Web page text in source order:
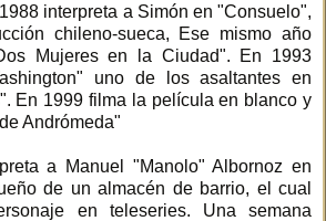
interpreta a Simón en "Consuelo",
chileno-sueca, Ese mismo año
Mujeres en la Ciudad". En 1993
uno de los asaltantes en
En 1999 filma la película en blanco y
Andrómeda"
a Manuel "Manolo" Albornoz en
de un almacén de barrio, el cual
en teleseries. Una semana